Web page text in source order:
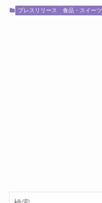
プレスリリース 食品・スイーツ